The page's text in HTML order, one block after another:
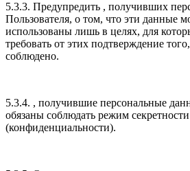
5.3.3. Предупредить , получивших
Пользователя, о том, что эти данные
использованы лишь в целях, для
требовать от этих подтверждение
соблюдено.
5.3.4. , получившие персональные
обязаны соблюдать режим секретности
(конфиденциальности).